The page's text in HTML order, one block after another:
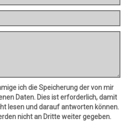
ich die Speicherung der von mir
Daten. Dies ist erforderlich, damit
lesen und darauf antworten können.
nicht an Dritte weiter gegeben.